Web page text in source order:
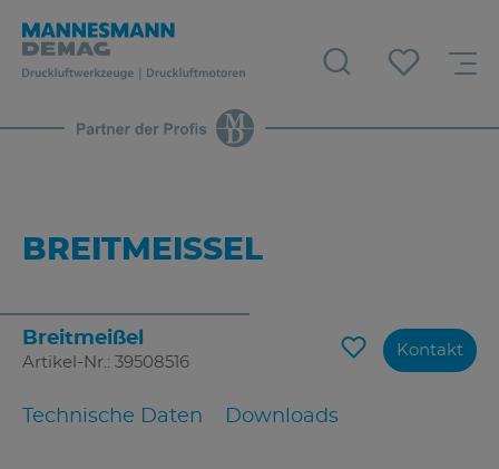
BREITMEISSEL
Breitmeißel
Artikel-Nr.: 39508516
Technische Daten Downloads
Kontakt